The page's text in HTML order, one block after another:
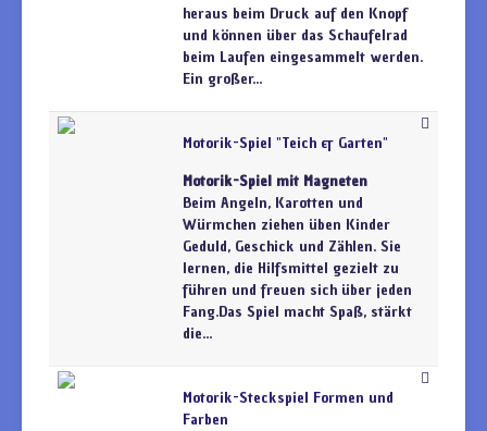
heraus beim Druck auf den Knopf
und können über das Schaufelrad
beim Laufen eingesammelt werden.
Ein großer...
Motorik-Spiel "Teich & Garten"
Motorik-Spiel mit Magneten
Beim Angeln, Karotten und
Würmchen ziehen üben Kinder
Geduld, Geschick und Zählen. Sie
lernen, die Hilfsmittel gezielt zu
führen und freuen sich über jeden
Fang.Das Spiel macht Spaß, stärkt
die...
Motorik-Steckspiel Formen und
Farben